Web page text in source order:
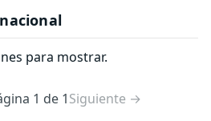
para mostrar.
1 de 1Siguiente →